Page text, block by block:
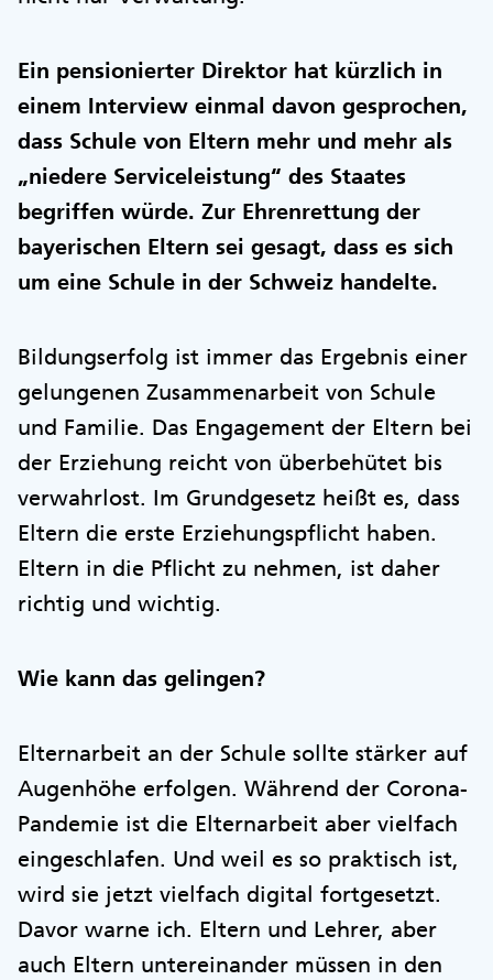
Ein pensionierter Direktor hat kürzlich in
einem Interview einmal davon gesprochen,
dass Schule von Eltern mehr und mehr als
„niedere Serviceleistung“ des Staates
begriffen würde. Zur Ehrenrettung der
bayerischen Eltern sei gesagt, dass es sich
um eine Schule in der Schweiz handelte.
Bildungserfolg ist immer das Ergebnis einer
gelungenen Zusammenarbeit von Schule
und Familie. Das Engagement der Eltern bei
der Erziehung reicht von überbehütet bis
verwahrlost. Im Grundgesetz heißt es, dass
Eltern die erste Erziehungspflicht haben.
Eltern in die Pflicht zu nehmen, ist daher
richtig und wichtig.
Wie kann das gelingen?
Elternarbeit an der Schule sollte stärker auf
Augenhöhe erfolgen. Während der Corona-
Pandemie ist die Elternarbeit aber vielfach
eingeschlafen. Und weil es so praktisch ist,
wird sie jetzt vielfach digital fortgesetzt.
Davor warne ich. Eltern und Lehrer, aber
auch Eltern untereinander müssen in den